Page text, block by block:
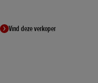
Vind deze verkoper